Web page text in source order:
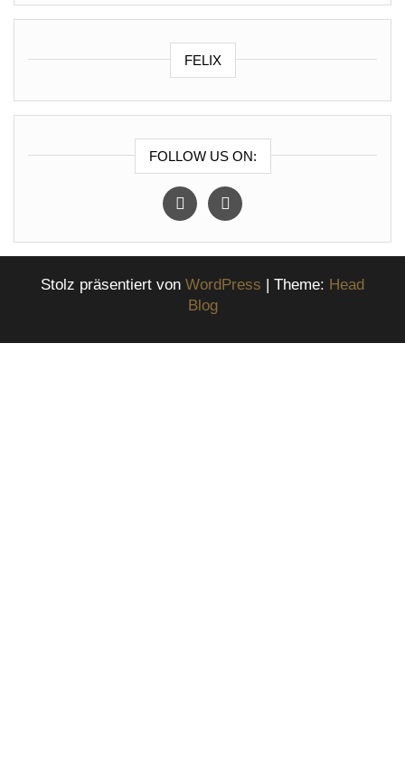
FELIX
FOLLOW US ON:
instagramfacebook
Stolz präsentiert von WordPress | Theme: Head
Blog